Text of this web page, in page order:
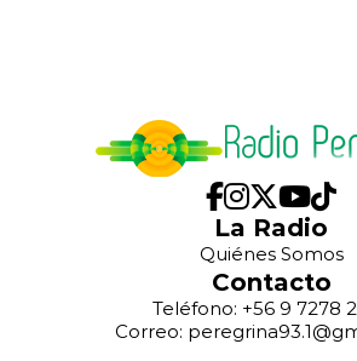
La Radio
Quiénes Somos
Contacto
Teléfono: +56 9 7278
Correo: